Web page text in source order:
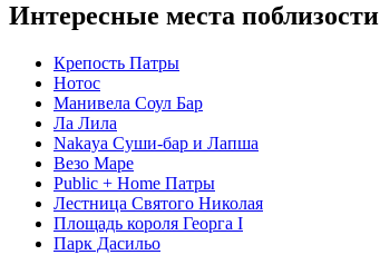
Интересные места поблизости
Крепость Патры
Нотос
Манивела Соул Бар
Ла Лила
Nakaya Суши-бар и Лапша
Везо Маре
Public + Home Патры
Лестница Святого Николая
Площадь короля Георга I
Парк Дасильо